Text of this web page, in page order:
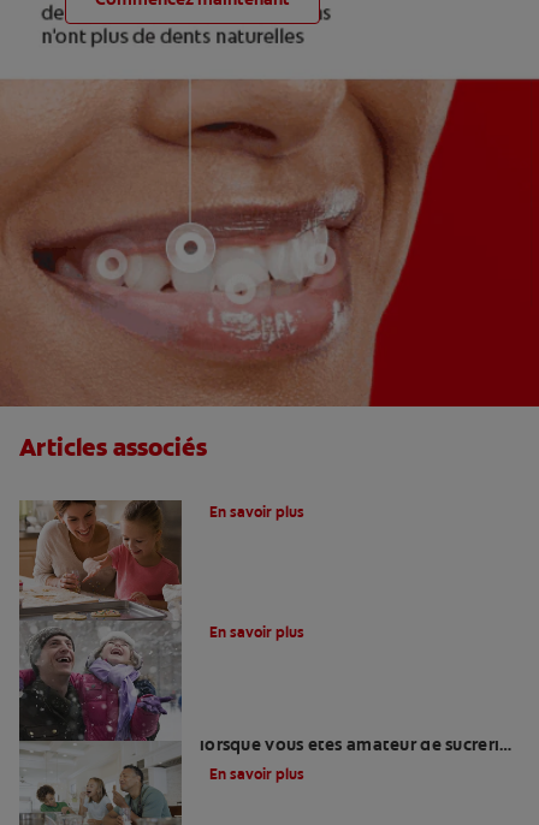
Articles associés
En savoir plus
En savoir plus
lorsque vous êtes amateur de sucreries
En savoir plus